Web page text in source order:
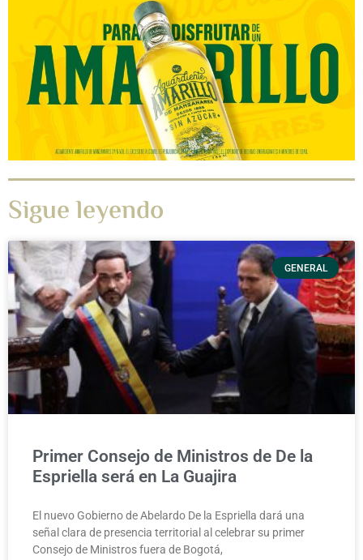
Sigue leyendo
GENERAL
Primer Consejo de Ministros de De la
Espriella será en La Guajira
El nuevo Gobierno de Abelardo De la Espriella dará una
señal clara de presencia territorial al celebrar su primer
Consejo de Ministros fuera de Bogotá,